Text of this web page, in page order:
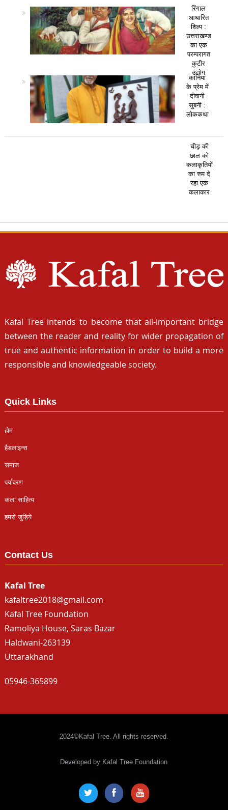
रिंगाल
आधारित
शिल्प :
उत्तराखण्ड
का एक
परम्परागत
कुटीर
उद्योग
कानिया
के प्रेम में
दीवानी
सुबनी :
लोककथा
चीड़ की
छाल को
कलाकृतियों
का रूप दे
रहा एक
कलाकार
Kafal Tree intends to become that all-important bridge
between the reader and reality for wider propagation of
true and authentic information in order to build a more
responsible and knowledgeable society.
Quick Links
होम
हैडलाइन्स
समाज
पर्यावरण
कला साहित्य
हमसे जुड़िये
Contact Us
Kafal Tree
kafaltree2018@gmail.com
Kafal Tree Foundation
Ramoliya House, Saras Bazar
Haldwani-263139
Uttarakhand
05946-365899
2024©Kafal Tree. All rights reserved.
Developed by Kafal Tree Foundation